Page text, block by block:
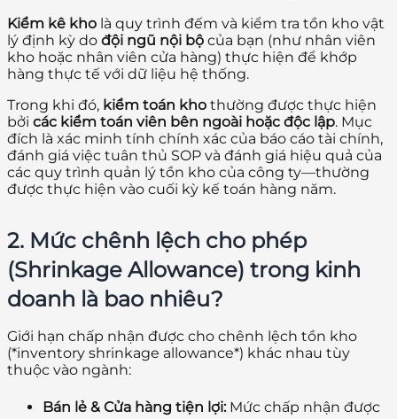
Kiểm kê kho là quy trình đếm và kiểm tra tồn kho vật
lý định kỳ do đội ngũ nội bộ của bạn (như nhân viên
kho hoặc nhân viên cửa hàng) thực hiện để khớp
hàng thực tế với dữ liệu hệ thống.
Trong khi đó, kiểm toán kho thường được thực hiện
bởi các kiểm toán viên bên ngoài hoặc độc lập. Mục
đích là xác minh tính chính xác của báo cáo tài chính,
đánh giá việc tuân thủ SOP và đánh giá hiệu quả của
các quy trình quản lý tồn kho của công ty—thường
được thực hiện vào cuối kỳ kế toán hàng năm.
2. Mức chênh lệch cho phép
(Shrinkage Allowance) trong kinh
doanh là bao nhiêu?
Giới hạn chấp nhận được cho chênh lệch tồn kho
(*inventory shrinkage allowance*) khác nhau tùy
thuộc vào ngành:
Bán lẻ & Cửa hàng tiện lợi:Mức chấp nhận được